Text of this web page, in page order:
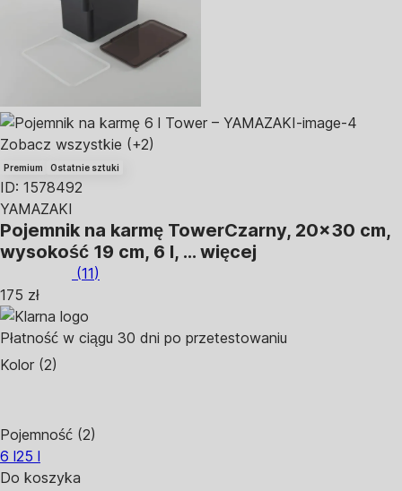
Zobacz wszystkie (+2)
Premium Ostatnie sztuki
ID: 1578492
YAMAZAKI
Pojemnik na karmę TowerCzarny, 20x30 cm,
wysokość 19 cm, 6 l, … więcej
(11)
175 zł
Płatność w ciągu 30 dni po przetestowaniu
Kolor (2)
Pojemność (2)
6 l25 l
Do koszyka